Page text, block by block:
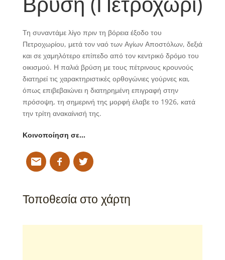
Τη συναντάμε λίγο πριν τη βόρεια έξοδο του
Πετροχωρίου, μετά τον ναό των Αγίων Αποστόλων, δεξιά
και σε χαμηλότερο επίπεδο από τον κεντρικό δρόμο του
οικισμού. Η παλιά βρύση με τους πέτρινους κρουνούς
διατηρεί τις χαρακτηριστικές ορθογώνιες γούρνες και,
όπως επιβεβαιώνει η διατηρημένη επιγραφή στην
πρόσοψη, τη σημερινή της μορφή έλαβε το 1926, κατά
την τρίτη ανακαίνισή της.
Κοινοποίηση σε…
Τοποθεσία στο χάρτη